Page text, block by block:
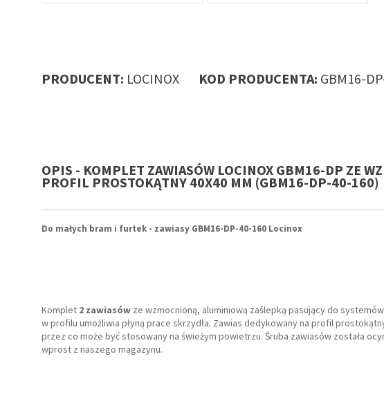
PRODUCENT: LOCINOX KOD PRODUCENTA: GBM16-
OPIS - KOMPLET ZAWIASÓW LOCINOX GBM16-DP ZE
PROFIL PROSTOKĄTNY 40X40 MM (GBM16-DP-40-160)
Do małych bram i furtek - zawiasy GBM16-DP-40-160 Locinox
Komplet 2 zawiasów ze wzmocnioną, aluminiową zaślepką pasujący do
w profilu umożliwia płyną prace skrzydła. Zawias dedykowany na profil
przez co może być stosowany na świeżym powietrzu. Śruba zawiasów została
wprost z naszego magazynu.